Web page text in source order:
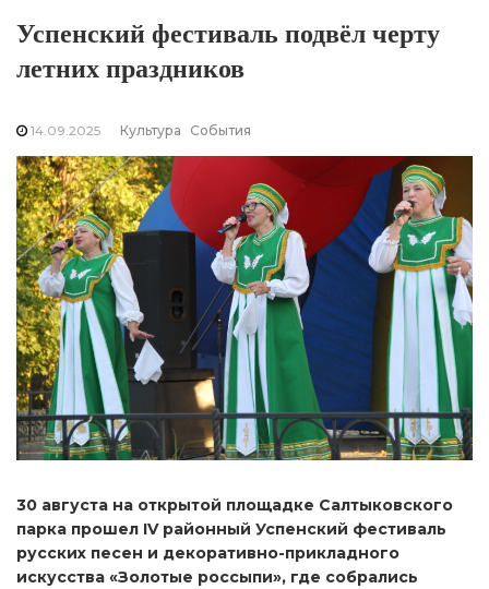
Успенский фестиваль подвёл черту
летних праздников
14.09.2025 Культура События
30 августа на открытой площадке Салтыковского
парка прошел IV районный Успенский фестиваль
русских песен и декоративно-прикладного
искусства «Золотые россыпи», где собрались